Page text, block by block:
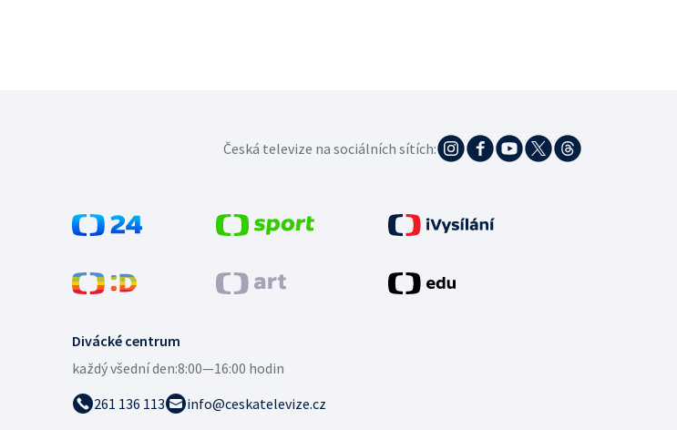
Divácké centrum
každý všední den:8:00—16:00 hodin
261 136 113
info@ceskatelevize.cz
Česká televize na sociálních sítích: